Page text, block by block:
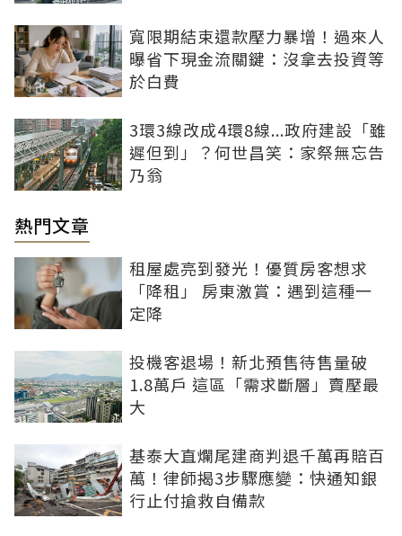
寬限期結束還款壓力暴增！過來人
曝省下現金流關鍵：沒拿去投資等
於白費
3環3線改成4環8線...政府建設「雖
遲但到」？何世昌笑：家祭無忘告
乃翁
熱門文章
租屋處亮到發光！優質房客想求
「降租」 房東激賞：遇到這種一
定降
投機客退場！新北預售待售量破
1.8萬戶 這區「需求斷層」賣壓最
大
基泰大直爛尾建商判退千萬再賠百
萬！律師揭3步驟應變：快通知銀
行止付搶救自備款